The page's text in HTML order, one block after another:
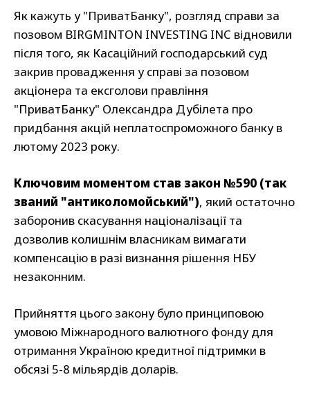
Як кажуть у "ПриватБанку", розгляд справи за
позовом BIRGMINTON INVESTING INC відновили
після того, як Касаційний господарський суд
закрив провадження у справі за позовом
акціонера та ексголови правління
"ПриватБанку" Олександра Дубілета про
придбання акцій неплатоспроможного банку в
лютому 2023 року.
Ключовим моментом став закон №590 (так
званий "антиколомойський"), який остаточно
заборонив скасування націоналізації та
дозволив колишнім власникам вимагати
компенсацію в разі визнання рішення НБУ
незаконним.
Прийняття цього закону було принциповою
умовою Міжнародного валютного фонду для
отримання Україною кредитної підтримки в
обсязі 5-8 мільярдів доларів.